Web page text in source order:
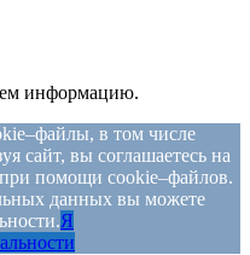
информацию.
в том числе
сайт, вы соглашаетесь на
помощи cookie–файлов.
данных вы можете
Я